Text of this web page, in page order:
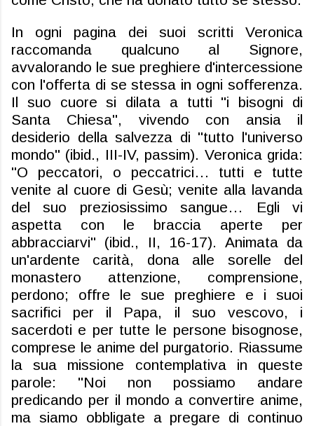
In ogni pagina dei suoi scritti Veronica
raccomanda qualcuno al Signore,
avvalorando le sue preghiere d'intercessione
con l'offerta di se stessa in ogni sofferenza.
Il suo cuore si dilata a tutti "i bisogni di
Santa Chiesa", vivendo con ansia il
desiderio della salvezza di "tutto l'universo
mondo" (ibid., III-IV, passim). Veronica grida:
"O peccatori, o peccatrici… tutti e tutte
venite al cuore di Gesù; venite alla lavanda
del suo preziosissimo sangue… Egli vi
aspetta con le braccia aperte per
abbracciarvi" (ibid., II, 16-17). Animata da
un'ardente carità, dona alle sorelle del
monastero attenzione, comprensione,
perdono; offre le sue preghiere e i suoi
sacrifici per il Papa, il suo vescovo, i
sacerdoti e per tutte le persone bisognose,
comprese le anime del purgatorio. Riassume
la sua missione contemplativa in queste
parole: "Noi non possiamo andare
predicando per il mondo a convertire anime,
ma siamo obbligate a pregare di continuo